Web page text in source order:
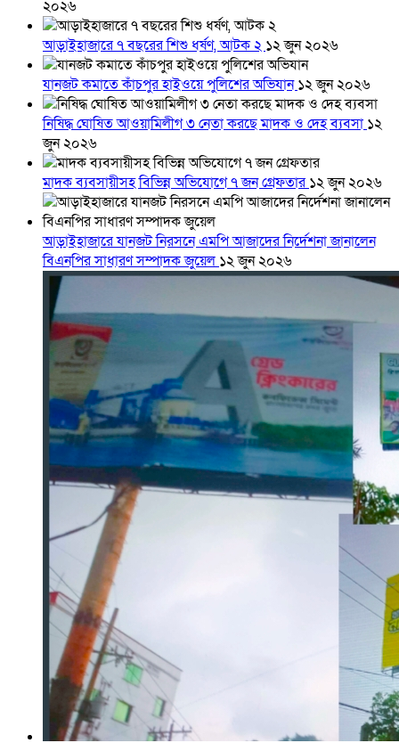
২০২৬
আড়াইহাজারে ৭ বছরের শিশু ধর্ষণ, আটক ২ ১২ জুন ২০২৬
যানজট কমাতে কাঁচপুর হাইওয়ে পুলিশের অভিযান১২ জুন ২০২৬
নিষিদ্ধ ঘোষিত আওয়ামিলীগ ৩ নেতা করছে মাদক ও দেহ ব্যবসা ১২
জুন ২০২৬
মাদক ব্যবসায়ীসহ বিভিন্ন অভিযোগে ৭ জন গ্রেফতার১২ জুন ২০২৬
আড়াইহাজারে যানজট নিরসনে এমপি আজাদের নির্দেশনা জানালেন
বিএনপির সাধারণ সম্পাদক জুয়েল ১২ জুন ২০২৬